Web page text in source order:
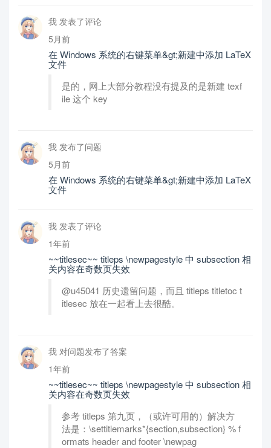
我 发表了评论
5月前
在 Windows 系统的右键菜单&gt;新建中添加 LaTeX
文件
是的，网上大部分教程没有提及的是新建 texf
ile 这个 key
我 发布了问题
5月前
在 Windows 系统的右键菜单&gt;新建中添加 LaTeX
文件
我 发表了评论
1年前
~~titlesec~~ titleps \newpagestyle 中 subsection 相
关内容在奇数页失效
@u45041 历史遗留问题，而且 titleps titletoc t
itlesec 放在一起看上去很酷。
我 对问题发布了答案
1年前
~~titlesec~~ titleps \newpagestyle 中 subsection 相
关内容在奇数页失效
参考 titleps 第九页，（或许可用的）解决方
法是：\settitlemarks*{section,subsection} % f
ormats header and footer \newpag